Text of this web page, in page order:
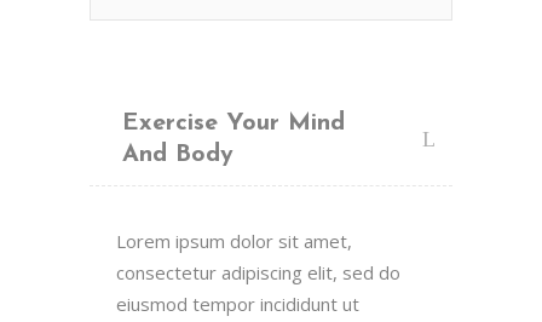
Exercise Your Mind
And Body
Lorem ipsum dolor sit amet,
consectetur adipiscing elit, sed do
eiusmod tempor incididunt ut